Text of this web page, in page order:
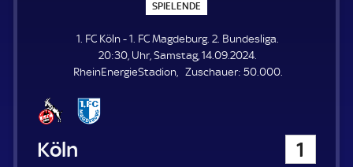
SPIELENDE
P
E
L
E
N
1. FC Köln - 1. FC Magdeburg. 2. Bundesliga.
20:30, Uhr, Samstag, 14.09.2024.
RheinEnergieStadion
Zuschauer: Z
50.000.
1. FC Köln 1